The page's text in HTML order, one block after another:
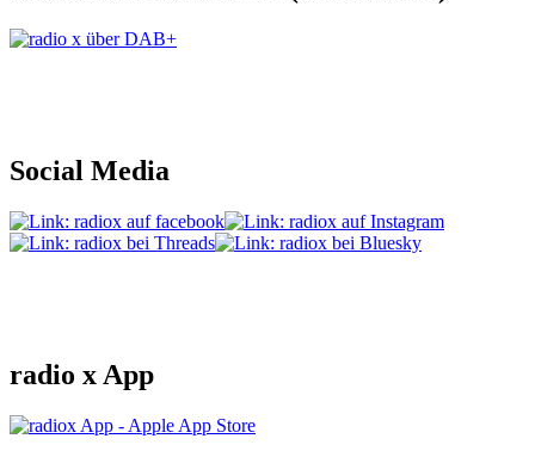
Social Media
radio x App